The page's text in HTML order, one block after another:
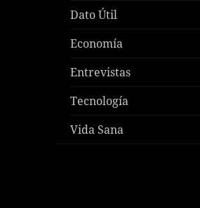
Dato Útil
Economía
Entrevistas
Tecnología
Vida Sana